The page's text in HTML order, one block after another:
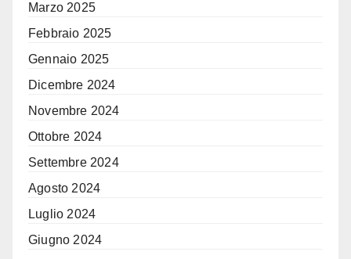
Marzo 2025
Febbraio 2025
Gennaio 2025
Dicembre 2024
Novembre 2024
Ottobre 2024
Settembre 2024
Agosto 2024
Luglio 2024
Giugno 2024